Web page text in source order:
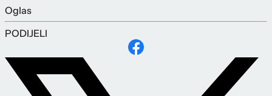
Oglas
PODIJELI